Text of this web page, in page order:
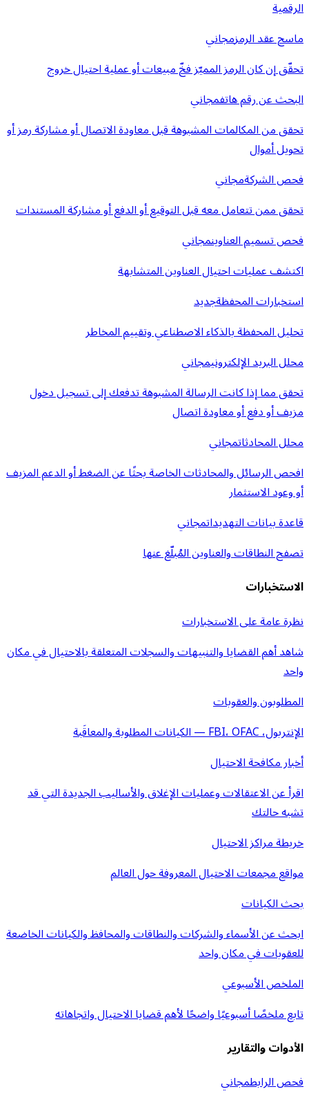
الرقمية
ماسح عقد الرمزمجاني
تحقّق إن كان الرمز المميّز فخّ مبيعات أو عملية احتيال خروج
البحث عن رقم هاتفمجاني
تحقق من المكالمات المشبوهة قبل معاودة الاتصال أو مشاركة رمز أو
تحويل أموال
فحص الشركةمجاني
تحقق ممن تتعامل معه قبل التوقيع أو الدفع أو مشاركة المستندات
فحص تسميم العناوينمجاني
اكتشف عمليات احتيال العناوين المتشابهة
استخبارات المحفظةجديد
تحليل المحفظة بالذكاء الاصطناعي وتقييم المخاطر
محلل البريد الإلكترونيمجاني
تحقق مما إذا كانت الرسالة المشبوهة تدفعك إلى تسجيل دخول
مزيف أو دفع أو معاودة اتصال
محلل المحادثاتمجاني
افحص الرسائل والمحادثات الخاصة بحثًا عن الضغط أو الدعم المزيف
أو وعود الاستثمار
قاعدة بيانات التهديداتمجاني
تصفح النطاقات والعناوين المُبلّغ عنها
الاستخبارات
نظرة عامة على الاستخبارات
شاهد أهم القضايا والتنبيهات والسجلات المتعلقة بالاحتيال في مكان
واحد
المطلوبون والعقوبات
الإنتربول، FBI، OFAC — الكيانات المطلوبة والمعاقَبة
أخبار مكافحة الاحتيال
اقرأ عن الاعتقالات وعمليات الإغلاق والأساليب الجديدة التي قد
تشبه حالتك
خريطة مراكز الاحتيال
مواقع مجمعات الاحتيال المعروفة حول العالم
بحث الكيانات
ابحث عن الأسماء والشركات والنطاقات والمحافظ والكيانات الخاضعة
للعقوبات في مكان واحد
الملخص الأسبوعي
تابع ملخصًا أسبوعيًا واضحًا لأهم قضايا الاحتيال واتجاهاته
الأدوات والتقارير
فحص الرابطمجاني